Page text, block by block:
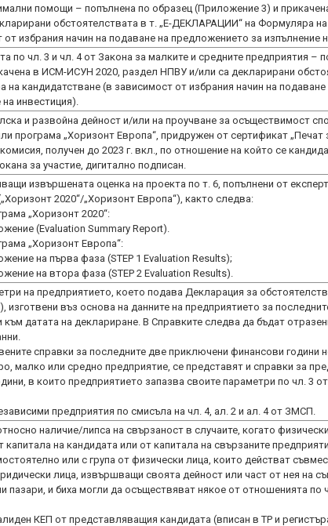
помощи – попълнена по образец (Приложение 3) и
обстоятелствата в т. „E-ДЕКЛАРАЦИИ“ на Формуляра на
избрания начин на подаване на предложението за изпълнение
по чл. 3 и чл. 4 от Закона за малките и средните предприятия –
в ИСМ-ИСУН 2020, раздел НПВУ и/или са декларирани
кандидатстване (в зависимост от избрания начин на подаване
инвестиция).
и развойна дейност и/или на проучване за осъществимост
програма „Хоризонт Европа“, придружен от сертификат „Печат
получен до 2023 г. вкл., по отношение на който се
за участие, дигитално подписан.
извършената оценка на проекта по т. 6, попълнени от
2020“/„Хоризонт Европа“), както следва:
„Хоризонт 2020“:
(Evaluation Summary Report).
„Хоризонт Европа“:
на първа фаза (STEP 1 Evaluation Results);
на втора фаза (STEP 2 Evaluation Results).
на предприятието, което подава Декларация за
въз основа на данните на предприятието за
датата на деклариране. В Справките следва да бъдат
справки за последните две приключени финансови години
малко или средно предприятие, се представят и справки за
в които предприятието запазва своите параметри по чл. 3
предприятия по смисъла на чл. 4, ал. 2 и ал. 4 от ЗМСП.
наличие/липса на свързаност в случаите, когато
на кандидата или от капитала на свързаните
или с група от физически лица, които действат
лица, извършващи своята дейност или част от нея на
пазари, и биха могли да осъществяват някое от отношенията по
КЕП от представляващия кандидата (вписан в ТР и